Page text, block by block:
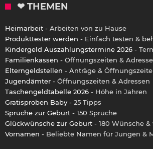
❤ THEMEN
Heimarbeit - Arbeiten von zu Hause
Produkttester werden - Einfach testen &
Kindergeld Auszahlungstermine 2026 -
Familienkassen - Öffnungszeiten &
Elterngeldstellen - Anträge &
Jugendämter - Öffnungszeiten & Adressen
Taschengeldtabelle 2026 - Höhe in Jahren
Gratisproben Baby - 25 Tipps
Sprüche zur Geburt - 150 Sprüche
Glückwünsche zur Geburt - 180 Wünsche &
Vornamen - Beliebte Namen für Jungen &